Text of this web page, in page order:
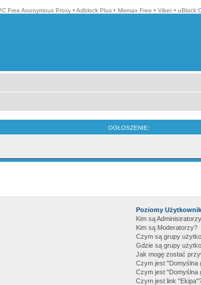
Free Anonymous Proxy • Adblock Plus • Mixmax Free • Viber • uBlock
OGŁOSZENIE:
Poziomy
Kim są
Kim są Moderatorzy?
Czym są grupy
Gdzie są grupy
Jak mogę zostać
Czym jest "Domyślna
Czym jest "Domyślna
Czym jest link